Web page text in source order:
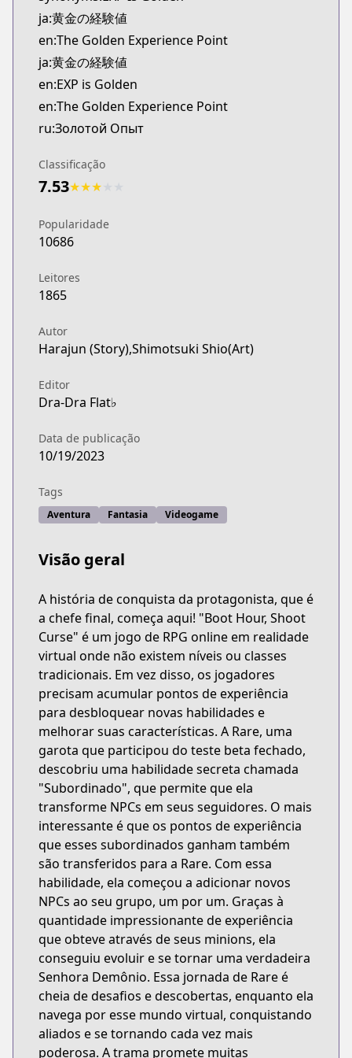
Kitsu
https://kitsu.app/manga/71170
MangaUpdates
MangaUpdates
https://www.mangaupdates.com/
novelUpdates
novelUpdates
Book☆Walker
Book☆Walker
ja:黄金の経験値
en:The Golden Experience Point
ja:黄金の経験値
en:EXP is Golden
en:The Golden Experience Point
ru:Золотой Опыт
Classificação
7.53★★★
Popularidade
10686
Leitores
1865
Autor
Harajun (Story),Shimotsuki Shio(Art)
Editor
Dra-Dra Flat♭
Data de publicação
10/19/2023
Tags
Aventura Fantasia Videogame
Visão geral
A história de conquista da protagonista, que é
a chefe final, começa aqui! "Boot Hour, Shoot
Curse" é um jogo de RPG online em realidade
virtual onde não existem níveis ou classes
tradicionais. Em vez disso, os jogadores
precisam acumular pontos de experiência
para desbloquear novas habilidades e
melhorar suas características. A Rare, uma
garota que participou do teste beta fechado,
descobriu uma habilidade secreta chamada
"Subordinado", que permite que ela
transforme NPCs em seus seguidores. O mais
interessante é que os pontos de experiência
que esses subordinados ganham também
são transferidos para a Rare. Com essa
habilidade, ela começou a adicionar novos
NPCs ao seu grupo, um por um. Graças à
quantidade impressionante de experiência
que obteve através de seus minions, ela
conseguiu evoluir e se tornar uma verdadeira
Senhora Demônio. Essa jornada de Rare é
cheia de desafios e descobertas, enquanto ela
navega por esse mundo virtual, conquistando
aliados e se tornando cada vez mais
poderosa. A trama promete muitas